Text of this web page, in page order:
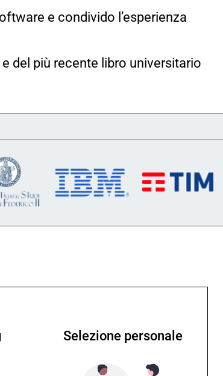
e condivido l’esperienza
e del più recente libro universitario
Selezione personale